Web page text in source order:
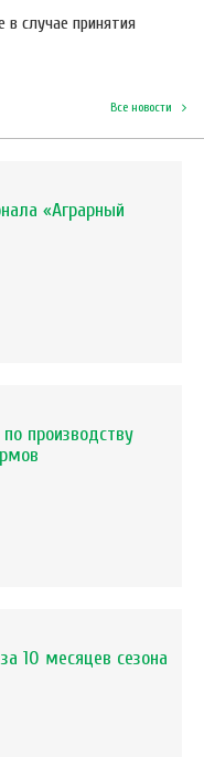
в случае принятия
Все новости
«Аграрный
производству
10 месяцев сезона